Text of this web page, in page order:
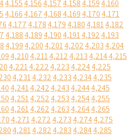
4,1554,1564,1574,1584,1594,160
4,1664,1674,1684,1694,1704,171
4,1774,1784,1794,1804,1814,182
4,1884,1894,1904,1914,1924,193
4,1994,2004,2014,2024,2034,204
4,2104,2114,2124,2134,2144,215
4,2214,2224,2234,2244,225
4,2314,2324,2334,2344,235
4,2414,2424,2434,2444,245
4,2514,2524,2534,2544,255
4,2614,2624,2634,2644,265
4,2714,2724,2734,2744,275
4,2814,2824,2834,2844,285